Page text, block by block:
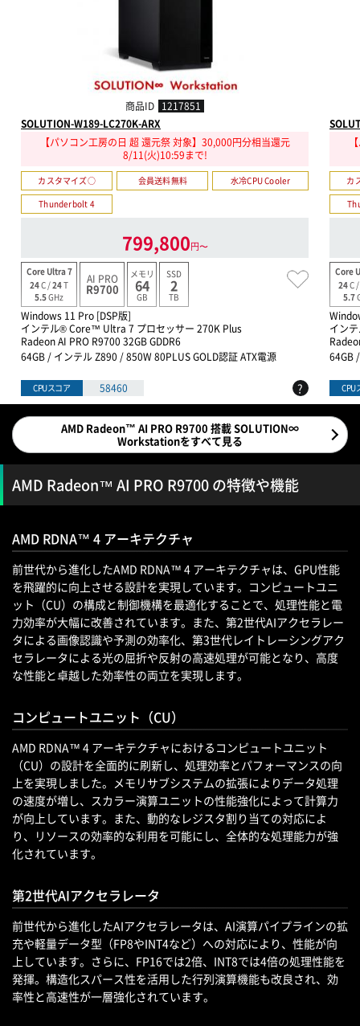
商品ID 1217851
SOLUTION-W189-LC270K-ARX
【パソコン工房の日 超 還元祭 対象】30,000円分相当還元
8/11(火)10:59まで!
カスタマイズ○ 会員送料無料
水冷CPU Cooler
Thunderbolt 4
799,800円〜
Core Ultra 7
24C /24T
5.5GHz
AI PRO
R9700
メモリ
64
GB
SSD
2
TB
Windows 11 Pro [DSP版]
インテル® Core™ Ultra 7 プロセッサー 270K Plus
Radeon AI PRO R9700 32GB GDDR6
64GB / インテル Z890 / 850W 80PLUS GOLD認証 ATX電源
CPUスコア 58460 ?
カ
Core
24C /
5.7
イン
64GB
CPU
AMD Radeon™ AI PRO R9700 搭載 SOLUTION∞
Workstationをすべて見る
AMD Radeon™ AI PRO R9700 の特徴や機能
AMD RDNA™ 4 アーキテクチャ
前世代から進化したAMD RDNA™ 4 アーキテクチャは、GPU性能
を飛躍的に向上させる設計を実現しています。コンピュートユニ
ット（CU）の構成と制御機構を最適化することで、処理性能と電
力効率が大幅に改善されています。また、第2世代AIアクセラレー
タによる画像認識や予測の効率化、第3世代レイトレーシングアク
セラレータによる光の屈折や反射の高速処理が可能となり、高度
な性能と卓越した効率性の両立を実現します。
コンピュートユニット（CU）
AMD RDNA™ 4 アーキテクチャにおけるコンピュートユニット
（CU）の設計を全面的に刷新し、処理効率とパフォーマンスの向
上を実現しました。メモリサブシステムの拡張によりデータ処理
の速度が増し、スカラー演算ユニットの性能強化によって計算力
が向上しています。また、動的なレジスタ割り当ての対応によ
り、リソースの効率的な利用を可能にし、全体的な処理能力が強
化されています。
第2世代AIアクセラレータ
前世代から進化したAIアクセラレータは、AI演算パイプラインの拡
充や軽量データ型（FP8やINT4など）への対応により、性能が向
上しています。さらに、FP16では2倍、INT8では4倍の処理性能を
発揮。構造化スパース性を活用した行列演算機能も改良され、効
率性と高速性が一層強化されています。